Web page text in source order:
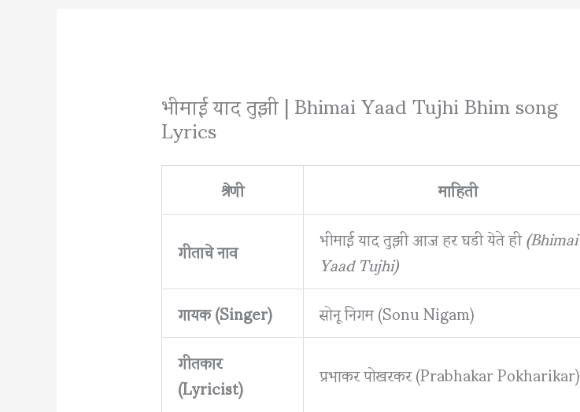
भीमाई याद तुझी | Bhimai Yaad Tujhi Bhim song
Lyrics
श्रेणी
माहिती
गीताचे नाव
भीमाई याद तुझी आज हर घडी येते ही(Bhimai
Yaad Tujhi)
गायक (Singer)
सोनू निगम (Sonu Nigam)
गीतकार
(Lyricist)
प्रभाकर पोखरकर (Prabhakar Pokharikar)